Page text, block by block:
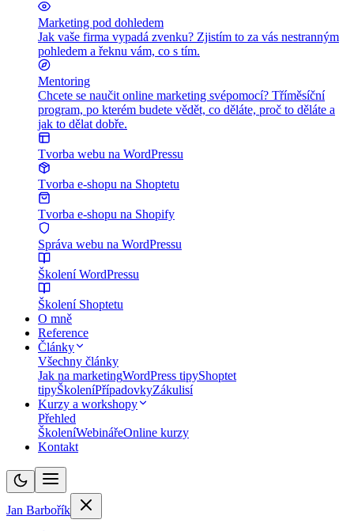
Marketing pod dohledem
Jak vaše firma vypadá zvenku? Zjistím to za vás nestranným
pohledem a řeknu vám, co s tím.
Mentoring
Chcete se naučit online marketing svépomocí? Tříměsíční
program, po kterém budete vědět, co děláte, proč to děláte a
jak to dělat dobře.
Tvorba webu na WordPressu
Tvorba e-shopu na Shoptetu
Tvorba e-shopu na Shopify
Správa webu na WordPressu
Školení WordPressu
Školení Shoptetu
O mně
Reference
Články
Všechny články
Jak na marketingWordPress tipyShoptet
tipyŠkoleníPřípadovkyZákulisí
Kurzy a workshopy
Přehled
ŠkoleníWebinářeOnline kurzy
Kontakt
Jan Barbořík